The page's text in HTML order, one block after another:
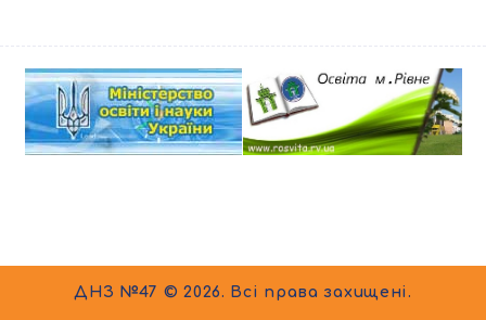
ДНЗ №47 © 2026. Всі права захищені.